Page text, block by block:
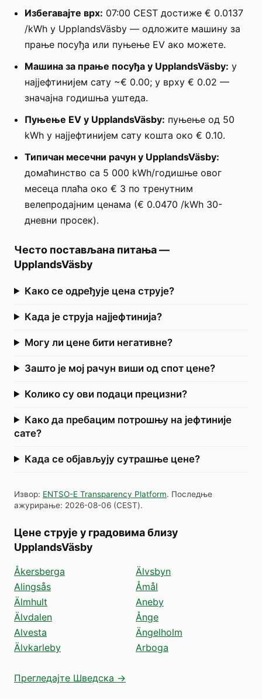
Избегавајте врх: 07:00 CEST достиже € 0.0137
/kWh у UpplandsVäsby — одложите машину за
прање посуђа или пуњење EV ако можете.
Машина за прање посуђа у UpplandsVäsby: у
најјефтинијем сату ~€ 0.00; у врху € 0.02 —
значајна годишња уштеда.
Пуњење EV у UpplandsVäsby: пуњење од 50
kWh у најјефтинијем сату кошта око € 0.10.
Типичан месечни рачун у UpplandsVäsby:
домаћинство са 5 000 kWh/годишње овог
месеца плаћа око € 3 по тренутним
велепродајним ценама (€ 0.0470 /kWh 30-
дневни просек).
Често постављана питања—
UpplandsVäsby
Како се одређује цена струје?
Када је струја најјефтинија?
Могу ли цене бити негативне?
Зашто је мој рачун виши од спот цене?
Колико су ови подаци прецизни?
Како да пребацим потрошњу на јефтиније
сате?
Када се објављују сутрашње цене?
Извор: ENTSO-E Transparency Platform. Последње
ажурирање: 2026-08-06 (CEST).
Цене струје у градовима близу
UpplandsVäsby
Åkersberga
Alingsås
Älmhult
Älvdalen
Alvesta
Älvkarleby
Älvsbyn
Åmål
Aneby
Ånge
Ängelholm
Arboga
Прегледајте Шведска →